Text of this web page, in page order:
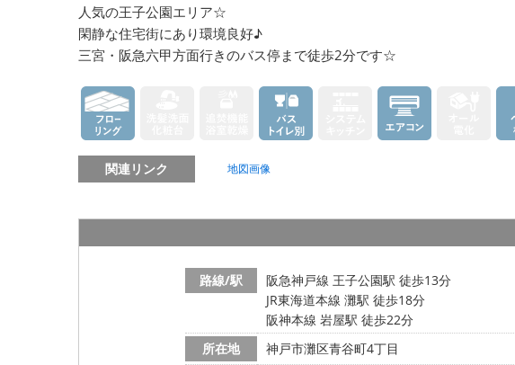
人気の王子公園エリア☆
閑静な住宅街にあり環境良好♪
三宮・阪急六甲方面行きのバス停まで徒歩2分です☆
関連リンク 地図画像
路線/駅
阪急神戸線 王子公園駅 徒歩13分
JR東海道本線 灘駅 徒歩18分
阪神本線 岩屋駅 徒歩22分
所在地
神戸市灘区青谷町4丁目